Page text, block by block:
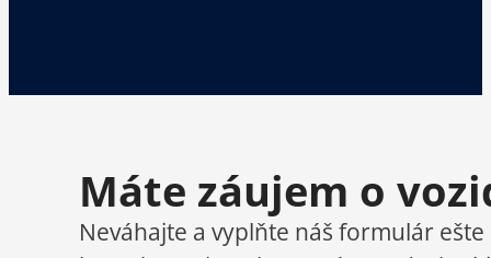
Máte záujem o
Neváhajte a vyplňte náš formulár